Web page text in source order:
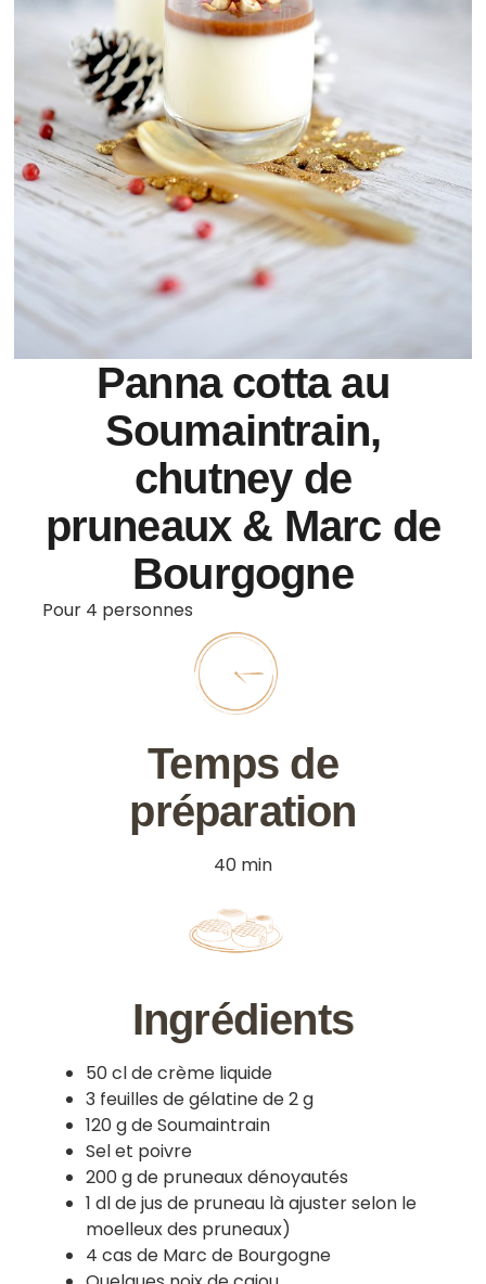
Panna cotta au
Soumaintrain,
chutney de
pruneaux & Marc de
Bourgogne
Pour 4 personnes
Temps de
préparation
40 min
Ingrédients
50 cl de crème liquide
3 feuilles de gélatine de 2 g
120 g de Soumaintrain
Sel et poivre
200 g de pruneaux dénoyautés
1 dl de jus de pruneau là ajuster selon le
moelleux des pruneaux)
4 cas de Marc de Bourgogne